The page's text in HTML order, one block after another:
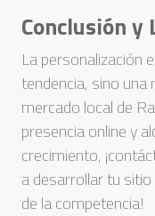
Conclusión y
La personalización
tendencia, sino una
mercado local de
presencia online y
crecimiento,
a desarrollar tu
de la competencia!